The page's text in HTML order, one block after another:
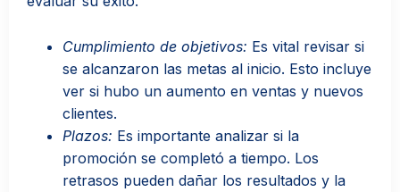
Cumplimiento de objetivos: Es vital revisar si
se alcanzaron las metas al inicio. Esto incluye
ver si hubo un aumento en ventas y nuevos
clientes.
Plazos: Es importante analizar si la
promoción se completó a tiempo. Los
retrasos pueden dañar los resultados y la